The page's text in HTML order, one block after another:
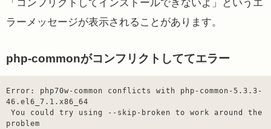
「コンフリクトしてインストールできないよ」というエ
ラーメッセージが表示されることがあります。
php-commonがコンフリクトしててエラー
Error: php70w-common conflicts with php-common-5.3.3-
46.el6_7.1.x86_64
problem